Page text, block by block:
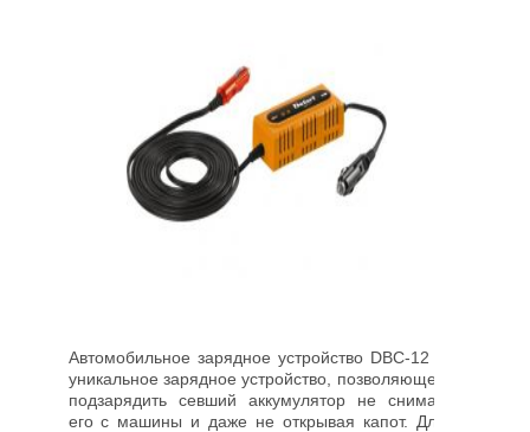
Автомобильное зарядное устройство DBC-12 –
уникальное зарядное устройство, позволяющее
подзарядить севший аккумулятор не снимая
его с машины и даже не открывая капот. Для